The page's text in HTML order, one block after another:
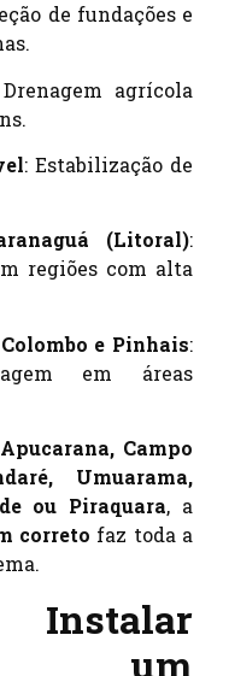
de fundações e
agrícola
: Estabilização de
(Litoral):
regiões com alta
e Pinhais:
em áreas
Campo
Umuarama,
ou Piraquara, a
correto faz toda a
um